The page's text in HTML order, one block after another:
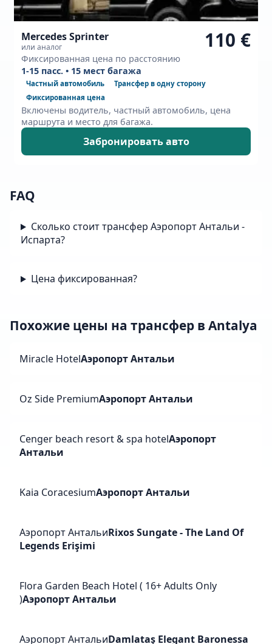
Mercedes Sprinter
или аналог
Фиксированная цена по расстоянию
110 €
1-15 пасс. • 15 мест багажа
Частный автомобиль
Трансфер в одну сторону
Фиксированная цена
Включены водитель, частный автомобиль, цена
маршрута и место для багажа.
Забронировать авто
FAQ
Сколько стоит трансфер Аэропорт Антальи -
Испарта?
Цена фиксированная?
Похожие цены на трансфер в Antalya
Miracle HotelАэропорт Антальи
Oz Side PremiumАэропорт Антальи
Cenger beach resort & spa hotelАэропорт
Антальи
Kaia CoracesiumАэропорт Антальи
Аэропорт АнтальиRixos Sungate - The Land Of
Legends Erişimi
Flora Garden Beach Hotel ( 16+ Adults Only
)Аэропорт Антальи
Аэропорт АнтальиDamlataş Elegant Baronessa